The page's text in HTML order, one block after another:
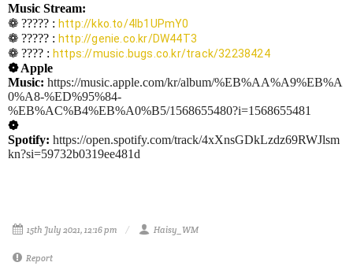
Music Stream:
❁ ????? : http://kko.to/4Ib1UPmY0
❁ ????? : http://genie.co.kr/DW44T3
❁ ???? : https://music.bugs.co.kr/track/32238424
❁ Apple
Music: https://music.apple.com/kr/album/%EB%AA%A9%EB%A
0%A8-%ED%95%84-
%EB%AC%B4%EB%A0%B5/1568655480?i=1568655481
❁
Spotify: https://open.spotify.com/track/4xXnsGDkLzdz69RWJlsm
kn?si=59732b0319ee481d
15th July 2021, 12:16 pm Haisy_WM
Report